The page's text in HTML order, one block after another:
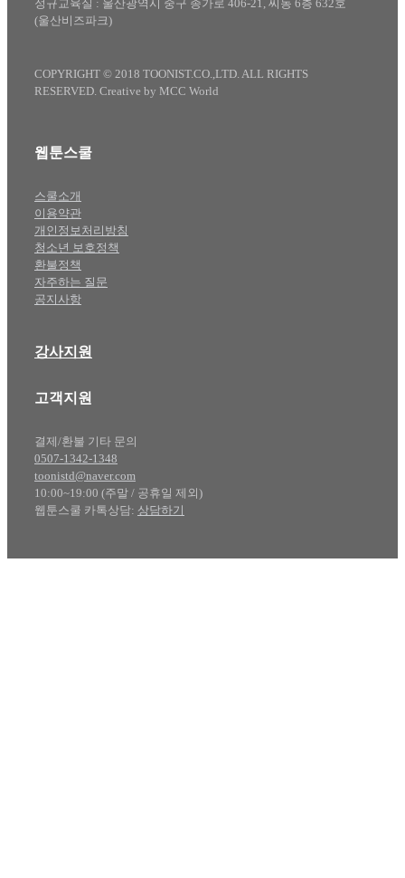
정규교육실 : 울산광역시 중구 종가로 406-21, 씨동 6층 632호
(울산비즈파크)
COPYRIGHT © 2018 TOONIST.CO.,LTD. ALL RIGHTS
RESERVED. Creative by MCC World
웹툰스쿨
스쿨소개
이용약관
개인정보처리방침
청소년 보호정책
환불정책
자주하는 질문
공지사항
강사지원
고객지원
결제/환불 기타 문의
0507-1342-1348
toonistd@naver.com
10:00~19:00 (주말 / 공휴일 제외)
웹툰스쿨 카톡상담: 상담하기